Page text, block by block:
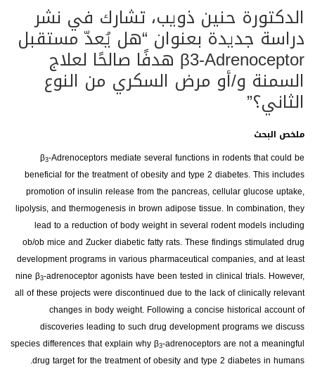
الدكتورة حنين ذويب، تشارك في نشر
دراسة جديدة بعنوان “هل يُعدّ مستقبل
β3-Adrenoceptor هدفًا صالحًا لعلاج
السمنة و/أو مرض السكري من النوع
الثاني؟”
ملخص البحث
β3-Adrenoceptors mediate several functions in rodents that could be
beneficial for the treatment of obesity and type 2 diabetes. This includes
promotion of insulin release from the pancreas, cellular glucose uptake,
lipolysis, and thermogenesis in brown adipose tissue. In combination, they
lead to a reduction of body weight in several rodent models including
ob/ob mice and Zucker diabetic fatty rats. These findings stimulated drug
development programs in various pharmaceutical companies, and at least
nine β3-adrenoceptor agonists have been tested in clinical trials. However,
all of these projects were discontinued due to the lack of clinically relevant
changes in body weight. Following a concise historical account of
discoveries leading to such drug development programs we discuss
species differences that explain why β3-adrenoceptors are not a meaningful
drug target for the treatment of obesity and type 2 diabetes in humans.